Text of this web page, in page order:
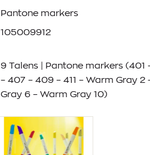
Pantone markers
105009912
9 Talens | Pantone markers (401
– 407 – 409 – 411 – Warm Gray 2
Gray 6 – Warm Gray 10)